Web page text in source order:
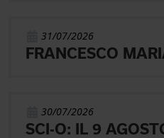
31/07/2026
30/07/2026